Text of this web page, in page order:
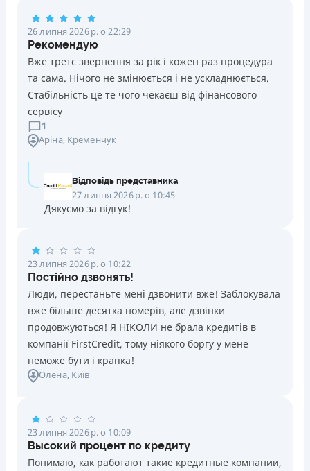
Погашення
Оплата на розрахунковий рахунок
Онлайн (через сайт або інтернет-банкінг)
Через термінали Приватбанку
Через термінали самообслуговування
Ліцензія НБУ
Ліцензія переоформлена 14.03.2024 р.
Вся інформація про кредит
ОТРИМАТИ ПОЗИКУ
26 липня 2026 р. о 22:29
Рекомендую
Вже третє звернення за рік і кожен раз процедура
та сама. Нічого не змінюється і не ускладнюється.
Стабільність це те чого чекаєш від фінансового
сервісу
1
Аріна, Кременчук
Відповідь представника
27 липня 2026 р. о 10:45
Дякуємо за відгук!
23 липня 2026 р. о 10:22
Постійно дзвонять!
Люди, перестаньте мені дзвонити вже! Заблокувала
вже більше десятка номерів, але дзвінки
продовжуються! Я НІКОЛИ не брала кредитів в
компанії FirstCredit, тому ніякого боргу у мене
неможе бути і крапка!
Олена, Київ
23 липня 2026 р. о 10:09
Высокий процент по кредиту
Понимаю, как работают такие кредитные компании,